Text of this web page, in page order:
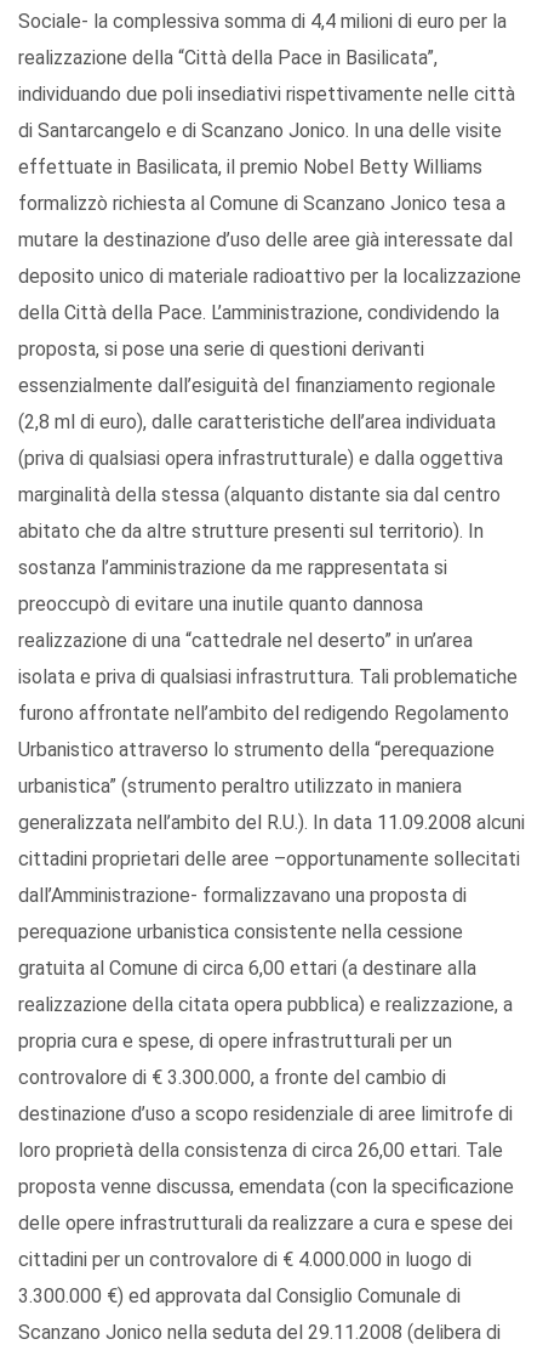
Sociale- la complessiva somma di 4,4 milioni di euro per la
realizzazione della “Città della Pace in Basilicata”,
individuando due poli insediativi rispettivamente nelle città
di Santarcangelo e di Scanzano Jonico. In una delle visite
effettuate in Basilicata, il premio Nobel Betty Williams
formalizzò richiesta al Comune di Scanzano Jonico tesa a
mutare la destinazione d’uso delle aree già interessate dal
deposito unico di materiale radioattivo per la localizzazione
della Città della Pace. L’amministrazione, condividendo la
proposta, si pose una serie di questioni derivanti
essenzialmente dall’esiguità del finanziamento regionale
(2,8 ml di euro), dalle caratteristiche dell’area individuata
(priva di qualsiasi opera infrastrutturale) e dalla oggettiva
marginalità della stessa (alquanto distante sia dal centro
abitato che da altre strutture presenti sul territorio). In
sostanza l’amministrazione da me rappresentata si
preoccupò di evitare una inutile quanto dannosa
realizzazione di una “cattedrale nel deserto” in un’area
isolata e priva di qualsiasi infrastruttura. Tali problematiche
furono affrontate nell’ambito del redigendo Regolamento
Urbanistico attraverso lo strumento della “perequazione
urbanistica” (strumento peraltro utilizzato in maniera
generalizzata nell’ambito del R.U.). In data 11.09.2008 alcuni
cittadini proprietari delle aree –opportunamente sollecitati
dall’Amministrazione- formalizzavano una proposta di
perequazione urbanistica consistente nella cessione
gratuita al Comune di circa 6,00 ettari (a destinare alla
realizzazione della citata opera pubblica) e realizzazione, a
propria cura e spese, di opere infrastrutturali per un
controvalore di € 3.300.000, a fronte del cambio di
destinazione d’uso a scopo residenziale di aree limitrofe di
loro proprietà della consistenza di circa 26,00 ettari. Tale
proposta venne discussa, emendata (con la specificazione
delle opere infrastrutturali da realizzare a cura e spese dei
cittadini per un controvalore di € 4.000.000 in luogo di
3.300.000 €) ed approvata dal Consiglio Comunale di
Scanzano Jonico nella seduta del 29.11.2008 (delibera di